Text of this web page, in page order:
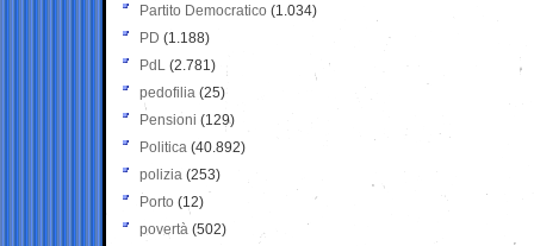
Partito Democratico (1.034)
PD (1.188)
PdL (2.781)
pedofilia (25)
Pensioni (129)
Politica (40.892)
polizia (253)
Porto (12)
povertà (502)